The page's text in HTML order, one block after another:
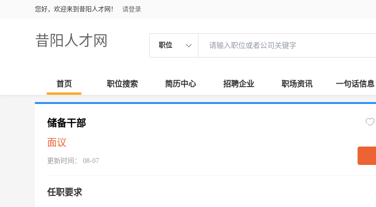
您好，欢迎来到昔阳人才网！ 请登录
昔阳人才网 职位
首页 职位搜索 简历中心 招聘企业 职场资讯 一句话信息
储备干部
面议
更新时间： 08-07
任职要求